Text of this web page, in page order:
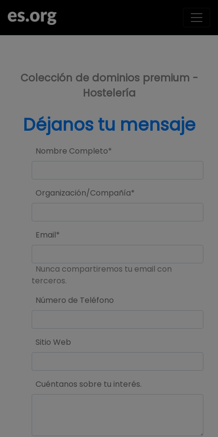
Colección de dominios premium -
Hostelería
Déjanos tu mensaje
Nombre Completo*
Organización/Compañía*
Email*
Nunca compartiremos tu email con
terceros.
Número de Teléfono
Sitio Web
Cuéntanos sobre tu interés.